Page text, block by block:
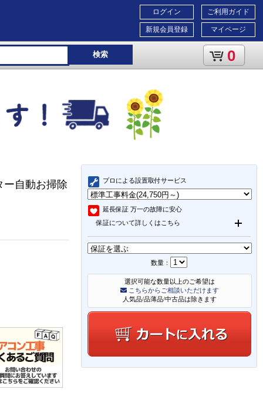
ご利用ガイド
マイページ
ログイン
新規会員登録
検索 0
プロによる設置取付サービス
延長保証 万一の故障に安心
保証について詳しくはこちら
数量：
選択可能な数量以上のご希望は
こちらからご相談いただけます
人気品/品薄品/中古品は除きます
ー自動お掃除